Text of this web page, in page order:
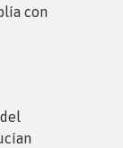
con